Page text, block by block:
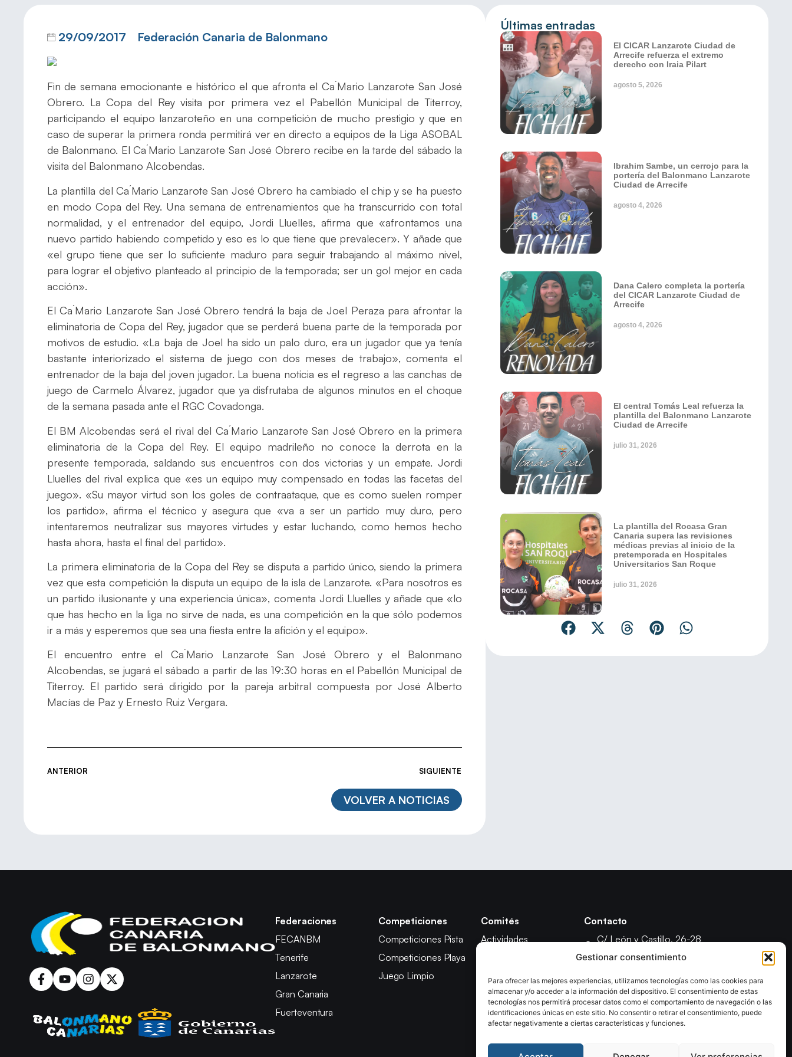
Gestionar consentimiento
Para ofrecer las mejores experiencias, utilizamos tecnologías como las cookies para
almacenar y/o acceder a la información del dispositivo. El consentimiento de estas
tecnologías nos permitirá procesar datos como el comportamiento de navegación o las
identificaciones únicas en este sitio. No consentir o retirar el consentimiento, puede
afectar negativamente a ciertas características y funciones.
29/09/2017 Federación Canaria de Balonmano
Fin de semana emocionante e histórico el que afronta el Ca´Mario Lanzarote San José
Obrero. La Copa del Rey visita por primera vez el Pabellón Municipal de Titerroy,
participando el equipo lanzaroteño en una competición de mucho prestigio y que en
caso de superar la primera ronda permitirá ver en directo a equipos de la Liga ASOBAL
de Balonmano. El Ca´Mario Lanzarote San José Obrero recibe en la tarde del sábado la
visita del Balonmano Alcobendas.
La plantilla del Ca´Mario Lanzarote San José Obrero ha cambiado el chip y se ha puesto
en modo Copa del Rey. Una semana de entrenamientos que ha transcurrido con total
normalidad, y el entrenador del equipo, Jordi Lluelles, afirma que «afrontamos una
nuevo partido habiendo competido y eso es lo que tiene que prevalecer». Y añade que
«el grupo tiene que ser lo suficiente maduro para seguir trabajando al máximo nivel,
para lograr el objetivo planteado al principio de la temporada; ser un gol mejor en cada
acción».
El Ca´Mario Lanzarote San José Obrero tendrá la baja de Joel Peraza para afrontar la
eliminatoria de Copa del Rey, jugador que se perderá buena parte de la temporada por
motivos de estudio. «La baja de Joel ha sido un palo duro, era un jugador que ya tenía
bastante interiorizado el sistema de juego con dos meses de trabajo», comenta el
entrenador de la baja del joven jugador. La buena noticia es el regreso a las canchas de
juego de Carmelo Álvarez, jugador que ya disfrutaba de algunos minutos en el choque
de la semana pasada ante el RGC Covadonga.
El BM Alcobendas será el rival del Ca´Mario Lanzarote San José Obrero en la primera
eliminatoria de la Copa del Rey. El equipo madrileño no conoce la derrota en la
presente temporada, saldando sus encuentros con dos victorias y un empate. Jordi
Lluelles del rival explica que «es un equipo muy compensado en todas las facetas del
juego». «Su mayor virtud son los goles de contraataque, que es como suelen romper
los partido», afirma el técnico y asegura que «va a ser un partido muy duro, pero
intentaremos neutralizar sus mayores virtudes y estar luchando, como hemos hecho
hasta ahora, hasta el final del partido».
La primera eliminatoria de la Copa del Rey se disputa a partido único, siendo la primera
vez que esta competición la disputa un equipo de la isla de Lanzarote. «Para nosotros es
un partido ilusionante y una experiencia única», comenta Jordi Lluelles y añade que «lo
que has hecho en la liga no sirve de nada, es una competición en la que sólo podemos
ir a más y esperemos que sea una fiesta entre la afición y el equipo».
El encuentro entre el Ca´Mario Lanzarote San José Obrero y el Balonmano
Alcobendas, se jugará el sábado a partir de las 19:30 horas en el Pabellón Municipal de
Titerroy. El partido será dirigido por la pareja arbitral compuesta por José Alberto
Macías de Paz y Ernesto Ruiz Vergara.
ANTERIOR SIGUIENTE
VOLVER A NOTICIAS
Últimas entradas
El CICAR Lanzarote Ciudad de
Arrecife refuerza el extremo
derecho con Iraia Pilart
agosto 5, 2026
Ibrahim Sambe, un cerrojo para la
portería del Balonmano Lanzarote
Ciudad de Arrecife
agosto 4, 2026
Dana Calero completa la portería
del CICAR Lanzarote Ciudad de
Arrecife
agosto 4, 2026
El central Tomás Leal refuerza la
plantilla del Balonmano Lanzarote
Ciudad de Arrecife
julio 31, 2026
La plantilla del Rocasa Gran
Canaria supera las revisiones
médicas previas al inicio de la
pretemporada en Hospitales
Universitarios San Roque
julio 31, 2026
Federaciones
FECANBM
Tenerife
Lanzarote
Gran Canaria
Fuerteventura
Competiciones
Competiciones Pista
Competiciones Playa
Juego Limpio
Comités
Actividades
Árbitros
Competición
Apelación
Contacto
C/ León y Castillo, 26-28
35003 - Las Palmas de Gran Canaria
formacionfecanbm@gmail.com